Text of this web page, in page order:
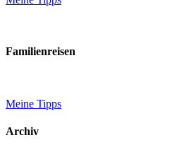
Familienreisen
Meine Tipps
Archiv